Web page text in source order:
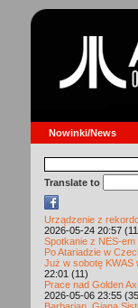
Nowinki/News
Translate to
Urządzenie z
2026-05-24 20:57
Spotkanie z NES-em
Po Atariadzie w
Już w sobotę KWAS
22:01 (11)
Prace nad Golden
2026-05-06 23:55